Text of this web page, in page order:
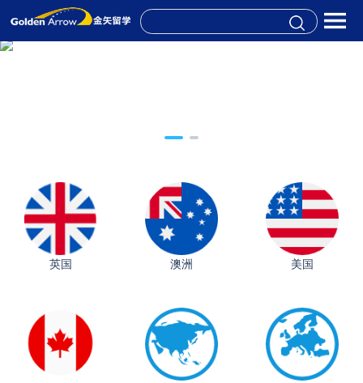
英国 澳洲 美国